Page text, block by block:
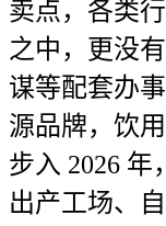
卖点，各类
之中，更没
谋等配套办
源品牌，饮
步入 2026
出产工场、